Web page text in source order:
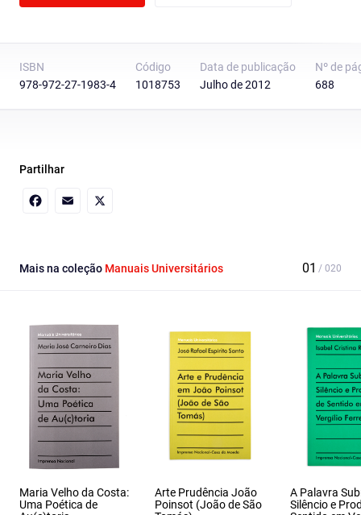
ISBN
978-972-27-1983-4
Código
1018753
Data de publicação
Julho de 2012
Nº de
688
Partilhar
Mais na coleção Manuais Universitários
Maria Velho da Costa:
Uma Poética de
Arte Prudência João
Poinsot (João de São
A Palavra
Silêncio e